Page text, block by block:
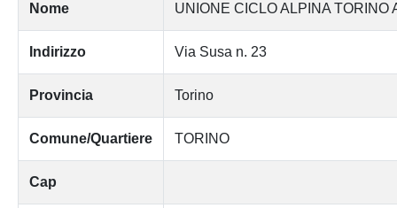
Nome UNIONE CICLO ALPINA TORINO
Indirizzo Via Susa n. 23
Provincia Torino
Comune/Quartiere TORINO
Cap